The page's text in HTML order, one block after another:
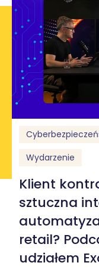
Wydarzenie
Klient
sztuczna
retail?
udziałem